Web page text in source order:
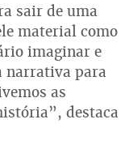
sair de uma
material como
imaginar e
narrativa para
as
destaca